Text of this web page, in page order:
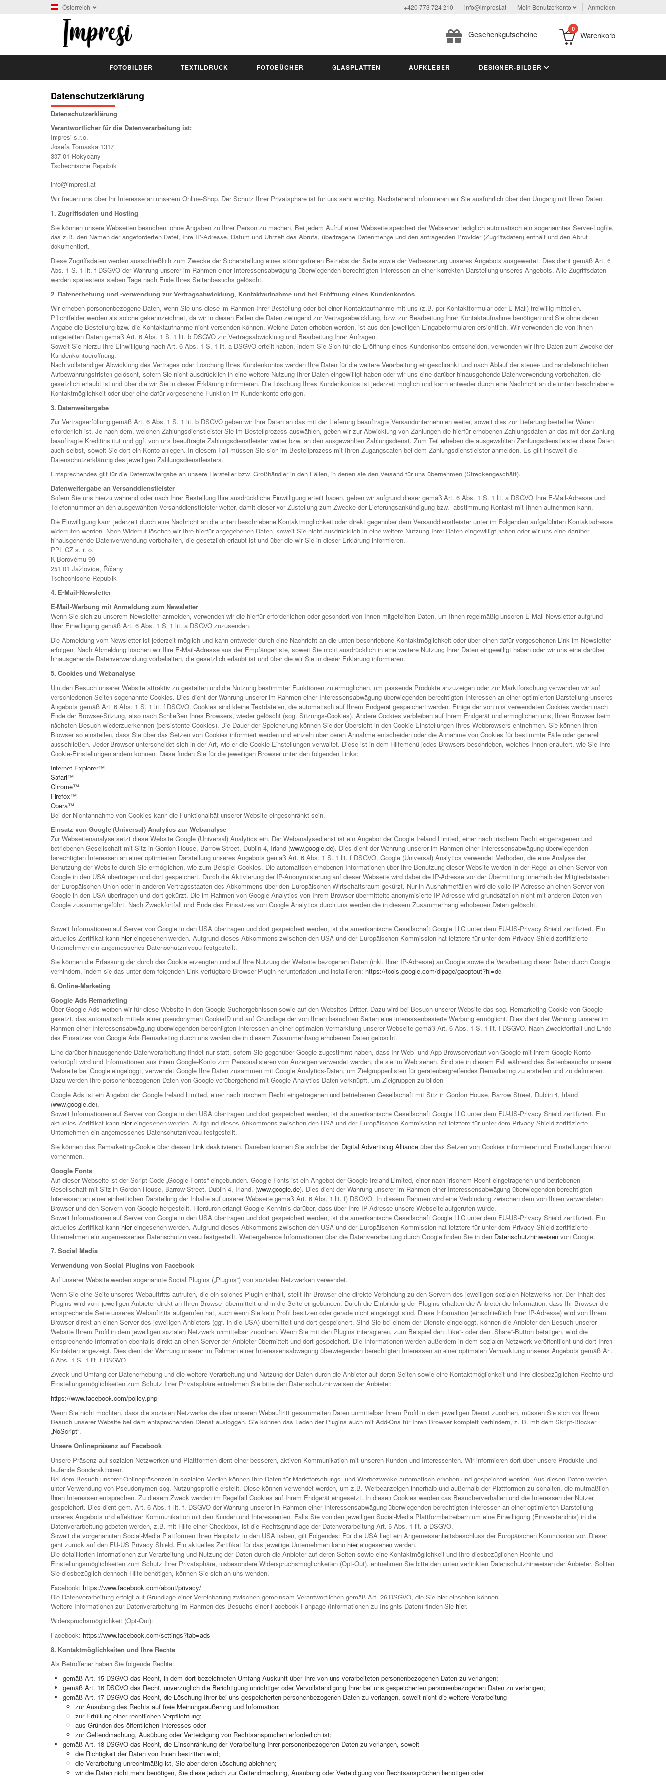
Österreich +420 773 724 210 info@impresi.at Mein Benutzerkonto Anmelden
Geschenkgutscheine
0
Warenkorb
FOTOBILDER TEXTILDRUCK FOTOBÜCHER GLASPLATTEN AUFKLEBER DESIGNER-BILDER
Datenschutzerklärung
Datenschutzerklärung
Verantwortlicher für die Datenverarbeitung ist:
Impresi s.r.o.
Josefa Tomaska 1317
337 01 Rokycany
Tschechische Republik
info@impresi.at
Wir freuen uns über Ihr Interesse an unserem Online-Shop. Der Schutz Ihrer Privatsphäre ist für uns sehr wichtig. Nachstehend informieren wir Sie ausführlich über den Umgang mit Ihren Daten.
1. Zugriffsdaten und Hosting
Sie können unsere Webseiten besuchen, ohne Angaben zu Ihrer Person zu machen. Bei jedem Aufruf einer Webseite speichert der Webserver lediglich automatisch ein sogenanntes Server-Logfile,
das z.B. den Namen der angeforderten Datei, Ihre IP-Adresse, Datum und Uhrzeit des Abrufs, übertragene Datenmenge und den anfragenden Provider (Zugriffsdaten) enthält und den Abruf
dokumentiert.
Diese Zugriffsdaten werden ausschließlich zum Zwecke der Sicherstellung eines störungsfreien Betriebs der Seite sowie der Verbesserung unseres Angebots ausgewertet. Dies dient gemäß Art. 6
Abs. 1 S. 1 lit. f DSGVO der Wahrung unserer im Rahmen einer Interessensabwägung überwiegenden berechtigten Interessen an einer korrekten Darstellung unseres Angebots. Alle Zugriffsdaten
werden spätestens sieben Tage nach Ende Ihres Seitenbesuchs gelöscht.
2. Datenerhebung und -verwendung zur Vertragsabwicklung, Kontaktaufnahme und bei Eröffnung eines Kundenkontos
Wir erheben personenbezogene Daten, wenn Sie uns diese im Rahmen Ihrer Bestellung oder bei einer Kontaktaufnahme mit uns (z.B. per Kontaktformular oder E-Mail) freiwillig mitteilen.
Pflichtfelder werden als solche gekennzeichnet, da wir in diesen Fällen die Daten zwingend zur Vertragsabwicklung, bzw. zur Bearbeitung Ihrer Kontaktaufnahme benötigen und Sie ohne deren
Angabe die Bestellung bzw. die Kontaktaufnahme nicht versenden können. Welche Daten erhoben werden, ist aus den jeweiligen Eingabeformularen ersichtlich. Wir verwenden die von ihnen
mitgeteilten Daten gemäß Art. 6 Abs. 1 S. 1 lit. b DSGVO zur Vertragsabwicklung und Bearbeitung Ihrer Anfragen.
Soweit Sie hierzu Ihre Einwilligung nach Art. 6 Abs. 1 S. 1 lit. a DSGVO erteilt haben, indem Sie Sich für die Eröffnung eines Kundenkontos entscheiden, verwenden wir Ihre Daten zum Zwecke der
Kundenkontoeröffnung.
Nach vollständiger Abwicklung des Vertrages oder Löschung Ihres Kundenkontos werden Ihre Daten für die weitere Verarbeitung eingeschränkt und nach Ablauf der steuer- und handelsrechtlichen
Aufbewahrungsfristen gelöscht, sofern Sie nicht ausdrücklich in eine weitere Nutzung Ihrer Daten eingewilligt haben oder wir uns eine darüber hinausgehende Datenverwendung vorbehalten, die
gesetzlich erlaubt ist und über die wir Sie in dieser Erklärung informieren. Die Löschung Ihres Kundenkontos ist jederzeit möglich und kann entweder durch eine Nachricht an die unten beschriebene
Kontaktmöglichkeit oder über eine dafür vorgesehene Funktion im Kundenkonto erfolgen.
3. Datenweitergabe
Zur Vertragserfüllung gemäß Art. 6 Abs. 1 S. 1 lit. b DSGVO geben wir Ihre Daten an das mit der Lieferung beauftragte Versandunternehmen weiter, soweit dies zur Lieferung bestellter Waren
erforderlich ist. Je nach dem, welchen Zahlungsdienstleister Sie im Bestellprozess auswählen, geben wir zur Abwicklung von Zahlungen die hierfür erhobenen Zahlungsdaten an das mit der Zahlung
beauftragte Kreditinstitut und ggf. von uns beauftragte Zahlungsdienstleister weiter bzw. an den ausgewählten Zahlungsdienst. Zum Teil erheben die ausgewählten Zahlungsdienstleister diese Daten
auch selbst, soweit Sie dort ein Konto anlegen. In diesem Fall müssen Sie sich im Bestellprozess mit Ihren Zugangsdaten bei dem Zahlungsdienstleister anmelden. Es gilt insoweit die
Datenschutzerklärung des jeweiligen Zahlungsdienstleisters.
Entsprechendes gilt für die Datenweitergabe an unsere Hersteller bzw. Großhändler in den Fällen, in denen sie den Versand für uns übernehmen (Streckengeschäft).
Datenweitergabe an Versanddienstleister
Sofern Sie uns hierzu während oder nach Ihrer Bestellung Ihre ausdrückliche Einwilligung erteilt haben, geben wir aufgrund dieser gemäß Art. 6 Abs. 1 S. 1 lit. a DSGVO Ihre E-Mail-Adresse und
Telefonnummer an den ausgewählten Versanddienstleister weiter, damit dieser vor Zustellung zum Zwecke der Lieferungsankündigung bzw. -abstimmung Kontakt mit Ihnen aufnehmen kann.
Die Einwilligung kann jederzeit durch eine Nachricht an die unten beschriebene Kontaktmöglichkeit oder direkt gegenüber dem Versanddienstleister unter im Folgenden aufgeführten Kontaktadresse
widerrufen werden. Nach Widerruf löschen wir Ihre hierfür angegebenen Daten, soweit Sie nicht ausdrücklich in eine weitere Nutzung Ihrer Daten eingewilligt haben oder wir uns eine darüber
hinausgehende Datenverwendung vorbehalten, die gesetzlich erlaubt ist und über die wir Sie in dieser Erklärung informieren.
PPL CZ s. r. o.
K Borovému 99
251 01 Jažlovice, Říčany
Tschechische Republik
4. E-Mail-Newsletter
E-Mail-Werbung mit Anmeldung zum Newsletter
Wenn Sie sich zu unserem Newsletter anmelden, verwenden wir die hierfür erforderlichen oder gesondert von Ihnen mitgeteilten Daten, um Ihnen regelmäßig unseren E-Mail-Newsletter aufgrund
Ihrer Einwilligung gemäß Art. 6 Abs. 1 S. 1 lit. a DSGVO zuzusenden.
Die Abmeldung vom Newsletter ist jederzeit möglich und kann entweder durch eine Nachricht an die unten beschriebene Kontaktmöglichkeit oder über einen dafür vorgesehenen Link im Newsletter
erfolgen. Nach Abmeldung löschen wir Ihre E-Mail-Adresse aus der Empfängerliste, soweit Sie nicht ausdrücklich in eine weitere Nutzung Ihrer Daten eingewilligt haben oder wir uns eine darüber
hinausgehende Datenverwendung vorbehalten, die gesetzlich erlaubt ist und über die wir Sie in dieser Erklärung informieren.
5. Cookies und Webanalyse
Um den Besuch unserer Website attraktiv zu gestalten und die Nutzung bestimmter Funktionen zu ermöglichen, um passende Produkte anzuzeigen oder zur Marktforschung verwenden wir auf
verschiedenen Seiten sogenannte Cookies. Dies dient der Wahrung unserer im Rahmen einer Interessensabwägung überwiegenden berechtigten Interessen an einer optimierten Darstellung unseres
Angebots gemäß Art. 6 Abs. 1 S. 1 lit. f DSGVO. Cookies sind kleine Textdateien, die automatisch auf Ihrem Endgerät gespeichert werden. Einige der von uns verwendeten Cookies werden nach
Ende der Browser-Sitzung, also nach Schließen Ihres Browsers, wieder gelöscht (sog. Sitzungs-Cookies). Andere Cookies verbleiben auf Ihrem Endgerät und ermöglichen uns, Ihren Browser beim
nächsten Besuch wiederzuerkennen (persistente Cookies). Die Dauer der Speicherung können Sie der Übersicht in den Cookie-Einstellungen Ihres Webbrowsers entnehmen. Sie können Ihren
Browser so einstellen, dass Sie über das Setzen von Cookies informiert werden und einzeln über deren Annahme entscheiden oder die Annahme von Cookies für bestimmte Fälle oder generell
ausschließen. Jeder Browser unterscheidet sich in der Art, wie er die Cookie-Einstellungen verwaltet. Diese ist in dem Hilfemenü jedes Browsers beschrieben, welches Ihnen erläutert, wie Sie Ihre
Cookie-Einstellungen ändern können. Diese finden Sie für die jeweiligen Browser unter den folgenden Links:
Internet Explorer™
Safari™
Chrome™
Firefox™
Opera™
Bei der Nichtannahme von Cookies kann die Funktionalität unserer Website eingeschränkt sein.
Einsatz von Google (Universal) Analytics zur Webanalyse
Zur Webseitenanalyse setzt diese Website Google (Universal) Analytics ein. Der Webanalysedienst ist ein Angebot der Google Ireland Limited, einer nach irischem Recht eingetragenen und
betriebenen Gesellschaft mit Sitz in Gordon House, Barrow Street, Dublin 4, Irland (www.google.de). Dies dient der Wahrung unserer im Rahmen einer Interessensabwägung überwiegenden
berechtigten Interessen an einer optimierten Darstellung unseres Angebots gemäß Art. 6 Abs. 1 S. 1 lit. f DSGVO. Google (Universal) Analytics verwendet Methoden, die eine Analyse der
Benutzung der Website durch Sie ermöglichen, wie zum Beispiel Cookies. Die automatisch erhobenen Informationen über Ihre Benutzung dieser Website werden in der Regel an einen Server von
Google in den USA übertragen und dort gespeichert. Durch die Aktivierung der IP-Anonymisierung auf dieser Webseite wird dabei die IP-Adresse vor der Übermittlung innerhalb der Mitgliedstaaten
der Europäischen Union oder in anderen Vertragsstaaten des Abkommens über den Europäischen Wirtschaftsraum gekürzt. Nur in Ausnahmefällen wird die volle IP-Adresse an einen Server von
Google in den USA übertragen und dort gekürzt. Die im Rahmen von Google Analytics von Ihrem Browser übermittelte anonymisierte IP-Adresse wird grundsätzlich nicht mit anderen Daten von
Google zusammengeführt. Nach Zweckfortfall und Ende des Einsatzes von Google Analytics durch uns werden die in diesem Zusammenhang erhobenen Daten gelöscht.
Soweit Informationen auf Server von Google in den USA übertragen und dort gespeichert werden, ist die amerikanische Gesellschaft Google LLC unter dem EU-US-Privacy Shield zertifiziert. Ein
aktuelles Zertifikat kann hiereingesehen werden. Aufgrund dieses Abkommens zwischen den USA und der Europäischen Kommission hat letztere für unter dem Privacy Shield zertifizierte
Unternehmen ein angemessenes Datenschutzniveau festgestellt.
Sie können die Erfassung der durch das Cookie erzeugten und auf Ihre Nutzung der Website bezogenen Daten (inkl. Ihrer IP-Adresse) an Google sowie die Verarbeitung dieser Daten durch Google
verhindern, indem sie das unter dem folgenden Link verfügbare Browser-Plugin herunterladen und installieren: https://tools.google.com/dlpage/gaoptout?hl=de
6. Online-Marketing
Google Ads Remarketing
Über Google Ads werben wir für diese Website in den Google Suchergebnissen sowie auf den Websites Dritter. Dazu wird bei Besuch unserer Website das sog. Remarketing Cookie von Google
gesetzt, das automatisch mittels einer pseudonymen CookieID und auf Grundlage der von Ihnen besuchten Seiten eine interessenbasierte Werbung ermöglicht. Dies dient der Wahrung unserer im
Rahmen einer Interessensabwägung überwiegenden berechtigten Interessen an einer optimalen Vermarktung unserer Webseite gemäß Art. 6 Abs. 1 S. 1 lit. f DSGVO. Nach Zweckfortfall und Ende
des Einsatzes von Google Ads Remarketing durch uns werden die in diesem Zusammenhang erhobenen Daten gelöscht.
Eine darüber hinausgehende Datenverarbeitung findet nur statt, sofern Sie gegenüber Google zugestimmt haben, dass Ihr Web- und App-Browserverlauf von Google mit ihrem Google-Konto
verknüpft wird und Informationen aus ihrem Google-Konto zum Personalisieren von Anzeigen verwendet werden, die sie im Web sehen. Sind sie in diesem Fall während des Seitenbesuchs unserer
Webseite bei Google eingeloggt, verwendet Google Ihre Daten zusammen mit Google Analytics-Daten, um Zielgruppenlisten für geräteübergreifendes Remarketing zu erstellen und zu definieren.
Dazu werden Ihre personenbezogenen Daten von Google vorübergehend mit Google Analytics-Daten verknüpft, um Zielgruppen zu bilden.
Google Ads ist ein Angebot der Google Ireland Limited, einer nach irischem Recht eingetragenen und betriebenen Gesellschaft mit Sitz in Gordon House, Barrow Street, Dublin 4, Irland
(www.google.de).
Soweit Informationen auf Server von Google in den USA übertragen und dort gespeichert werden, ist die amerikanische Gesellschaft Google LLC unter dem EU-US-Privacy Shield zertifiziert. Ein
aktuelles Zertifikat kann hiereingesehen werden. Aufgrund dieses Abkommens zwischen den USA und der Europäischen Kommission hat letztere für unter dem Privacy Shield zertifizierte
Unternehmen ein angemessenes Datenschutzniveau festgestellt.
Sie können das Remarketing-Cookie über diesen Link deaktivieren. Daneben können Sie sich bei der Digital Advertising Alliance über das Setzen von Cookies informieren und Einstellungen hierzu
vornehmen.
Google Fonts
Auf dieser Webseite ist der Script Code „Google Fonts“ eingebunden. Google Fonts ist ein Angebot der Google Ireland Limited, einer nach irischem Recht eingetragenen und betriebenen
Gesellschaft mit Sitz in Gordon House, Barrow Street, Dublin 4, Irland. (www.google.de). Dies dient der Wahrung unserer im Rahmen einer Interessensabwägung überwiegenden berechtigten
Interessen an einer einheitlichen Darstellung der Inhalte auf unserer Webseite gemäß Art. 6 Abs. 1 lit. f) DSGVO. In diesem Rahmen wird eine Verbindung zwischen dem von Ihnen verwendeten
Browser und den Servern von Google hergestellt. Hierdurch erlangt Google Kenntnis darüber, dass über Ihre IP-Adresse unsere Webseite aufgerufen wurde.
Soweit Informationen auf Server von Google in den USA übertragen und dort gespeichert werden, ist die amerikanische Gesellschaft Google LLC unter dem EU-US-Privacy Shield zertifiziert. Ein
aktuelles Zertifikat kann hiereingesehen werden. Aufgrund dieses Abkommens zwischen den USA und der Europäischen Kommission hat letztere für unter dem Privacy Shield zertifizierte
Unternehmen ein angemessenes Datenschutzniveau festgestellt. Weitergehende Informationen über die Datenverarbeitung durch Google finden Sie in den Datenschutzhinweisen von Google.
7. Social Media
Verwendung von Social Plugins von Facebook
Auf unserer Website werden sogenannte Social Plugins („Plugins“) von sozialen Netzwerken verwendet.
Wenn Sie eine Seite unseres Webauftritts aufrufen, die ein solches Plugin enthält, stellt Ihr Browser eine direkte Verbindung zu den Servern des jeweiligen sozialen Netzwerks her. Der Inhalt des
Plugins wird vom jeweiligen Anbieter direkt an Ihren Browser übermittelt und in die Seite eingebunden. Durch die Einbindung der Plugins erhalten die Anbieter die Information, dass Ihr Browser die
entsprechende Seite unseres Webauftritts aufgerufen hat, auch wenn Sie kein Profil besitzen oder gerade nicht eingeloggt sind. Diese Information (einschließlich Ihrer IP-Adresse) wird von Ihrem
Browser direkt an einen Server des jeweiligen Anbieters (ggf. in die USA) übermittelt und dort gespeichert. Sind Sie bei einem der Dienste eingeloggt, können die Anbieter den Besuch unserer
Website Ihrem Profil in dem jeweiligen sozialen Netzwerk unmittelbar zuordnen. Wenn Sie mit den Plugins interagieren, zum Beispiel den „Like“- oder den „Share“-Button betätigen, wird die
entsprechende Information ebenfalls direkt an einen Server der Anbieter übermittelt und dort gespeichert. Die Informationen werden außerdem in dem sozialen Netzwerk veröffentlicht und dort Ihren
Kontakten angezeigt. Dies dient der Wahrung unserer im Rahmen einer Interessensabwägung überwiegenden berechtigten Interessen an einer optimalen Vermarktung unseres Angebots gemäß Art.
6 Abs. 1 S. 1 lit. f DSGVO.
Zweck und Umfang der Datenerhebung und die weitere Verarbeitung und Nutzung der Daten durch die Anbieter auf deren Seiten sowie eine Kontaktmöglichkeit und Ihre diesbezüglichen Rechte und
Einstellungsmöglichkeiten zum Schutz Ihrer Privatsphäre entnehmen Sie bitte den Datenschutzhinweisen der Anbieter:
https://www.facebook.com/policy.php
Wenn Sie nicht möchten, dass die sozialen Netzwerke die über unseren Webauftritt gesammelten Daten unmittelbar Ihrem Profil in dem jeweiligen Dienst zuordnen, müssen Sie sich vor Ihrem
Besuch unserer Website bei dem entsprechenden Dienst ausloggen. Sie können das Laden der Plugins auch mit Add-Ons für Ihren Browser komplett verhindern, z. B. mit dem Skript-Blocker
„NoScript“.
Unsere Onlinepräsenz auf Facebook
Unsere Präsenz auf sozialen Netzwerken und Plattformen dient einer besseren, aktiven Kommunikation mit unseren Kunden und Interessenten. Wir informieren dort über unsere Produkte und
laufende Sonderaktionen.
Bei dem Besuch unserer Onlinepräsenzen in sozialen Medien können Ihre Daten für Marktforschungs- und Werbezwecke automatisch erhoben und gespeichert werden. Aus diesen Daten werden
unter Verwendung von Pseudonymen sog. Nutzungsprofile erstellt. Diese können verwendet werden, um z.B. Werbeanzeigen innerhalb und außerhalb der Plattformen zu schalten, die mutmaßlich
Ihren Interessen entsprechen. Zu diesem Zweck werden im Regelfall Cookies auf Ihrem Endgerät eingesetzt. In diesen Cookies werden das Besucherverhalten und die Interessen der Nutzer
gespeichert. Dies dient gem. Art. 6 Abs. 1 lit. f. DSGVO der Wahrung unserer im Rahmen einer Interessensabwägung überwiegenden berechtigten Interessen an einer optimierten Darstellung
unseres Angebots und effektiver Kommunikation mit den Kunden und Interessenten. Falls Sie von den jeweiligen Social-Media Plattformbetreibern um eine Einwilligung (Einverständnis) in die
Datenverarbeitung gebeten werden, z.B. mit Hilfe einer Checkbox, ist die Rechtsgrundlage der Datenverarbeitung Art. 6 Abs. 1 lit. a DSGVO.
Soweit die vorgenannten Social-Media Plattformen ihren Hauptsitz in den USA haben, gilt Folgendes: Für die USA liegt ein Angemessenheitsbeschluss der Europäischen Kommission vor. Dieser
geht zurück auf den EU-US Privacy Shield. Ein aktuelles Zertifikat für das jeweilige Unternehmen kann hiereingesehen werden.
Die detaillierten Informationen zur Verarbeitung und Nutzung der Daten durch die Anbieter auf deren Seiten sowie eine Kontaktmöglichkeit und Ihre diesbezüglichen Rechte und
Einstellungsmöglichkeiten zum Schutz Ihrer Privatsphäre, insbesondere Widerspruchsmöglichkeiten (Opt-Out), entnehmen Sie bitte den unten verlinkten Datenschutzhinweisen der Anbieter. Sollten
Sie diesbezüglich dennoch Hilfe benötigen, können Sie sich an uns wenden.
Facebook: https://www.facebook.com/about/privacy/
Die Datenverarbeitung erfolgt auf Grundlage einer Vereinbarung zwischen gemeinsam Verantwortlichen gemäß Art. 26 DSGVO, die Sie hiereinsehen können.
Weitere Informationen zur Datenverarbeitung im Rahmen des Besuchs einer Facebook Fanpage (Informationen zu Insights-Daten) finden Sie hier.
Widerspruchsmöglichkeit (Opt-Out):
Facebook: https://www.facebook.com/settings?tab=ads
8. Kontaktmöglichkeiten und Ihre Rechte
Als Betroffener haben Sie folgende Rechte:
gemäß Art. 15 DSGVO das Recht, in dem dort bezeichneten Umfang Auskunft über Ihre von uns verarbeiteten personenbezogenen Daten zu verlangen;
gemäß Art. 16 DSGVO das Recht, unverzüglich die Berichtigung unrichtiger oder Vervollständigung Ihrer bei uns gespeicherten personenbezogenen Daten zu verlangen;
gemäß Art. 17 DSGVO das Recht, die Löschung Ihrer bei uns gespeicherten personenbezogenen Daten zu verlangen, soweit nicht die weitere Verarbeitung
zur Ausübung des Rechts auf freie Meinungsäußerung und Information;
zur Erfüllung einer rechtlichen Verpflichtung;
aus Gründen des öffentlichen Interesses oder
zur Geltendmachung, Ausübung oder Verteidigung von Rechtsansprüchen erforderlich ist;
gemäß Art. 18 DSGVO das Recht, die Einschränkung der Verarbeitung Ihrer personenbezogenen Daten zu verlangen, soweit
die Richtigkeit der Daten von Ihnen bestritten wird;
die Verarbeitung unrechtmäßig ist, Sie aber deren Löschung ablehnen;
wir die Daten nicht mehr benötigen, Sie diese jedoch zur Geltendmachung, Ausübung oder Verteidigung von Rechtsansprüchen benötigen oder